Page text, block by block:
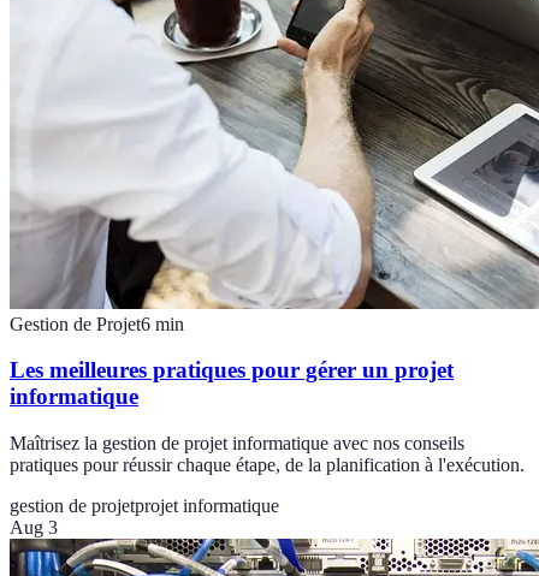
Gestion de Projet6 min
Les meilleures pratiques pour gérer un projet
informatique
Maîtrisez la gestion de projet informatique avec nos conseils
pratiques pour réussir chaque étape, de la planification à l'exécution.
gestion de projetprojet informatique
Aug 3